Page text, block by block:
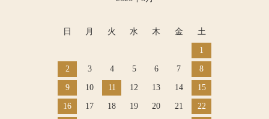
日 月 火 水 木 金 土
1
2 3 4 5 6 7 8
9 10 11 12 13 14 15
16 17 18 19 20 21 22